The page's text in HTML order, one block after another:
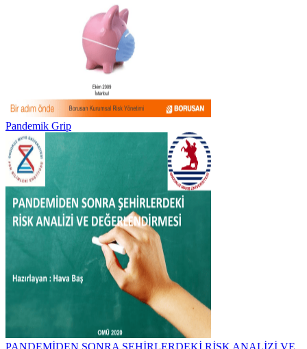
Pandemik Grip
PANDEMİDEN SONRA ŞEHİRLERDEKİ RİSK ANALİZİ VE